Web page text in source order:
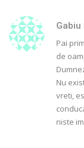
Gabiu
Pai
de
Nu
vreti,
niste